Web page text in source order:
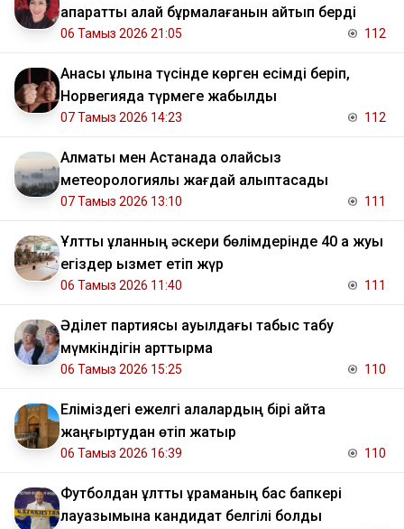
ақпаратты қалай бұрмалағанын айтып берді
06 Тамыз 2026 21:05 112
Анасы ұлына түсінде көрген есімді беріп,
Норвегияда түрмеге жабылды
07 Тамыз 2026 14:23 112
Алматы мен Астанада қолайсыз
метеорологиялық жағдай қалыптасады
07 Тамыз 2026 13:10 111
Ұлттық ұланның әскери бөлімдерінде 40 қа жуық
егіздер қызмет етіп жүр
06 Тамыз 2026 11:40 111
Әділет партиясы ауылдағы табыс табу
мүмкіндігін арттырмақ
06 Тамыз 2026 15:25 110
Еліміздегі ежелгі қалалардың бірі қайта
жаңғыртудан өтіп жатыр
06 Тамыз 2026 16:39 110
Футболдан ұлттық құраманың бас бапкері
лауазымына кандидат белгілі болды